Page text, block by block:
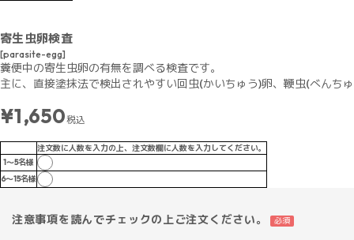
寄生虫卵検査
[parasite-egg]
糞便中の寄生虫卵の有無を調べる検査です。
主に、直接塗抹法で検出されやすい回虫(かいちゅう)卵、鞭虫(べんち
¥1,650税込
注文数に人数を入力の上、注文数欄に人数を入力してください。
1～5名様
6～15名様
注意事項を読んでチェックの上ご注文ください。 必須